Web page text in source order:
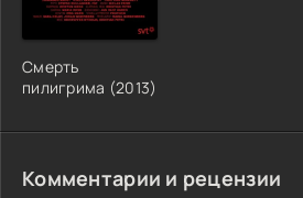
Смерть
пилигрима (2013)
Комментарии и рецензии